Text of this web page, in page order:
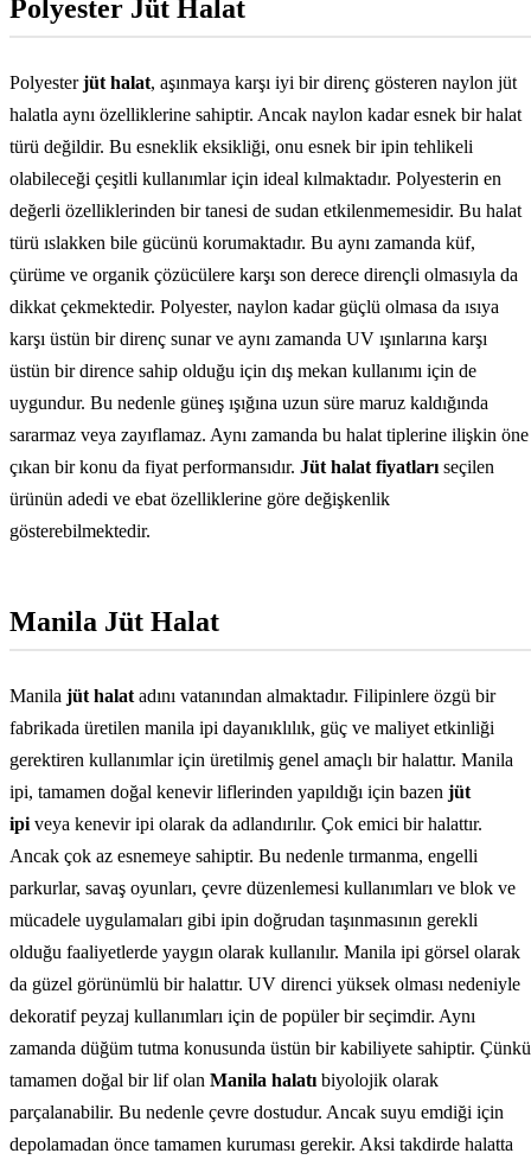
Polyester Jüt Halat
Polyesterjüt halat, aşınmaya karşı iyi bir direnç gösteren naylon jüt
halatla aynı özelliklerine sahiptir. Ancak naylon kadar esnek bir halat
türü değildir. Bu esneklik eksikliği, onu esnek bir ipin tehlikeli
olabileceği çeşitli kullanımlar için ideal kılmaktadır. Polyesterin en
değerli özelliklerinden bir tanesi de sudan etkilenmemesidir. Bu halat
türü ıslakken bile gücünü korumaktadır. Bu aynı zamanda küf,
çürüme ve organik çözücülere karşı son derece dirençli olmasıyla da
dikkat çekmektedir. Polyester, naylon kadar güçlü olmasa da ısıya
karşı üstün bir direnç sunar ve aynı zamanda UV ışınlarına karşı
üstün bir dirence sahip olduğu için dış mekan kullanımı için de
uygundur. Bu nedenle güneş ışığına uzun süre maruz kaldığında
sararmaz veya zayıflamaz. Aynı zamanda bu halat tiplerine ilişkin öne
çıkan bir konu da fiyat performansıdır. Jüt halat fiyatları seçilen
ürünün adedi ve ebat özelliklerine göre değişkenlik
gösterebilmektedir.
Manila Jüt Halat
Manila jüt halat adını vatanından almaktadır. Filipinlere özgü bir
fabrikada üretilen manila ipi dayanıklılık, güç ve maliyet etkinliği
gerektiren kullanımlar için üretilmiş genel amaçlı bir halattır. Manila
ipi, tamamen doğal kenevir liflerinden yapıldığı için bazen jüt
ipi veya kenevir ipi olarak da adlandırılır. Çok emici bir halattır.
Ancak çok az esnemeye sahiptir. Bu nedenle tırmanma, engelli
parkurlar, savaş oyunları, çevre düzenlemesi kullanımları ve blok ve
mücadele uygulamaları gibi ipin doğrudan taşınmasının gerekli
olduğu faaliyetlerde yaygın olarak kullanılır. Manila ipi görsel olarak
da güzel görünümlü bir halattır. UV direnci yüksek olması nedeniyle
dekoratif peyzaj kullanımları için de popüler bir seçimdir. Aynı
zamanda düğüm tutma konusunda üstün bir kabiliyete sahiptir. Çünkü
tamamen doğal bir lif olan Manila halatı biyolojik olarak
parçalanabilir. Bu nedenle çevre dostudur. Ancak suyu emdiği için
depolamadan önce tamamen kuruması gerekir. Aksi takdirde halatta